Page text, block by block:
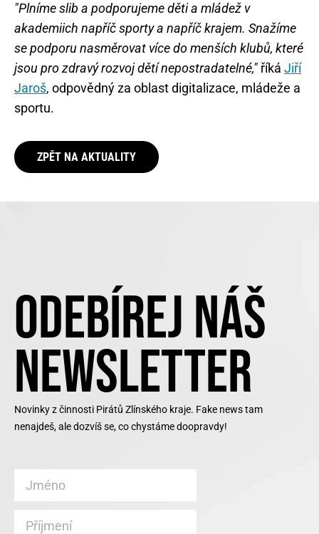
"Plníme slib a podporujeme děti a mládež v
akademiich napříč sporty a napříč krajem. Snažíme
se podporu nasměrovat více do menších klubů, které
jsou pro zdravý rozvoj dětí nepostradatelné," říká Jiří
Jaroš, odpovědný za oblast digitalizace, mládeže a
sportu.
ZPĚT NA AKTUALITY
ODEBÍREJ NÁŠ
NEWSLETTER
Novinky z činnosti Pirátů Zlínského kraje. Fake news tam
nenajdeš, ale dozvíš se, co chystáme doopravdy!